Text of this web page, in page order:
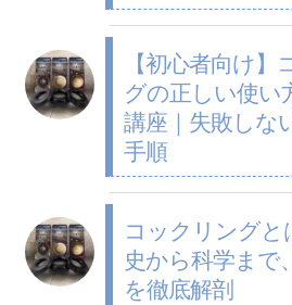
【初心者向け
グの正しい使い
講座｜失敗しな
手順
コックリングと
史から科学まで
を徹底解剖